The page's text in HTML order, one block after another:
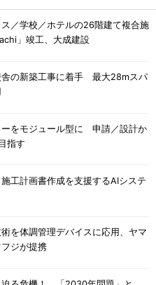
／学校／ホテルの26階建て複合施
」竣工、大成建設
舎の新築工事に着手 最大28mスパ
ーをモジュール型に 申請／設計か
指す
工計画書作成を支援するAIシステ
を体調管理デバイスに応用、ヤマ
ジが提携